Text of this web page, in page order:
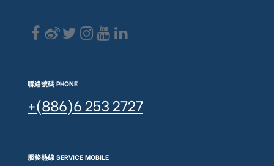
聯絡號碼 PHONE
+(886)6 253 2727
服務熱線 SERVICE MOBILE